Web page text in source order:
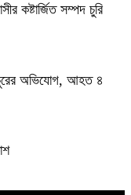
কষ্টার্জিত সম্পদ চুরি
অভিযোগ, আহত ৪